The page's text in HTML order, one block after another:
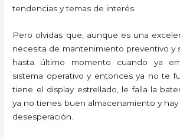
tendencias y temas de interés.
Pero olvidas que, aunque es una
necesita de mantenimiento preventivo y
hasta último momento cuando ya
sistema operativo y entonces ya no te
tiene el display estrellado, le falla la
ya no tienes buen almacenamiento y
desesperación.